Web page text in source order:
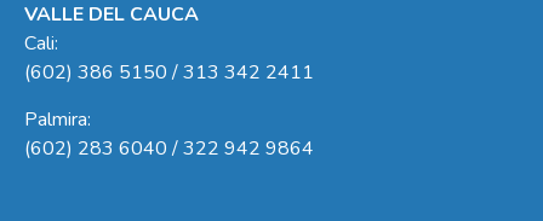
VALLE DEL CAUCA
Cali:
(602) 386 5150 / 313 342 2411
Palmira:
(602) 283 6040 / 322 942 9864